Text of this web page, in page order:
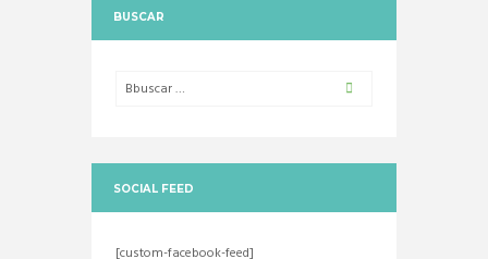
BUSCAR
SOCIAL FEED
[custom-facebook-feed]